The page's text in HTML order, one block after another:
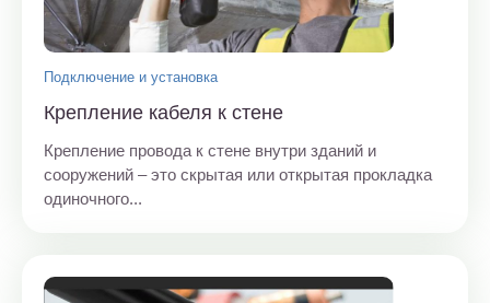
Подключение и установка
Крепление кабеля к стене
Крепление провода к стене внутри зданий и
сооружений – это скрытая или открытая прокладка
одиночного...